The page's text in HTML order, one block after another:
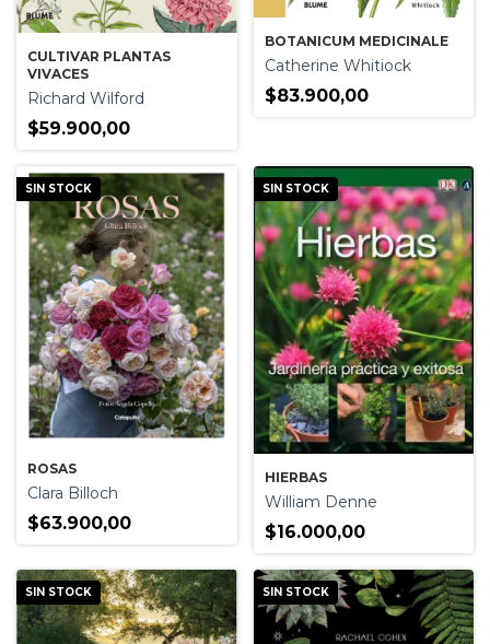
CULTIVAR PLANTAS
VIVACES
Richard Wilford
$59.900,00
BOTANICUM MEDICINALE
Catherine Whitiock
$83.900,00
SIN STOCK
ROSAS
Clara Billoch
$63.900,00
SIN STOCK
HIERBAS
William Denne
$16.000,00
SIN STOCK SIN STOCK